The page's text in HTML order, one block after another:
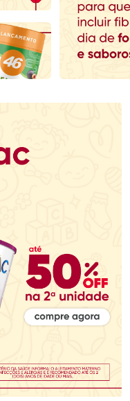
sem Desconto
R$ 76,48/cada
sem Desconto
R$ 76,48/cada